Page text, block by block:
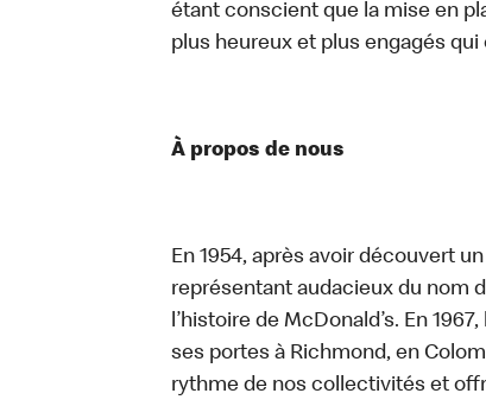
étant conscient que la mise en
plus heureux et plus engagés
À propos de nous
En 1954, après avoir découvert
représentant audacieux du nom
l’histoire de McDonald’s. En
ses portes à Richmond, en
rythme de nos collectivités et